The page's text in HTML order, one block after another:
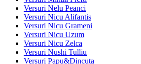
Versuri Nelu Peanci
Versuri Nicu Alifantis
Versuri Nicu Grameni
Versuri Nicu Uzum
Versuri Nicu Zelca
Versuri Nushi Tulliu
Versuri Papu&Dincuta